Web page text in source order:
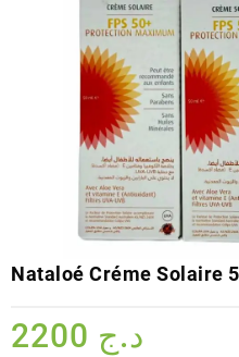
Nataloé Créme Solaire
د.ج